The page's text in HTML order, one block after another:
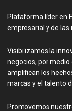
Plataforma líder en
empresarial y de las
Visibilizamos la
negocios, por
amplifican los
marcas y el talento
Promovemos